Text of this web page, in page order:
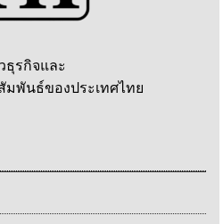
ธุรกิจและ
มพันธ์ของประเทศไทย